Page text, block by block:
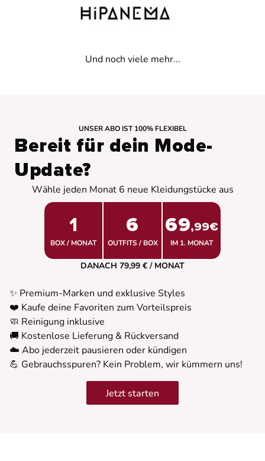
Und noch viele mehr...
UNSER ABO IST 100% FLEXIBEL
Bereit für dein Mode-
Update?
Wähle jeden Monat 6 neue Kleidungstücke aus
1
BOX / MONAT
6
OUTFITS / BOX
69,99€
IM 1. MONAT
DANACH 79,99 € / MONAT
✨ Premium-Marken und exklusive Styles
❤️ Kaufe deine Favoriten zum Vorteilspreis
🧼 Reinigung inklusive
🚚 Kostenlose Lieferung & Rückversand
☁️ Abo jederzeit pausieren oder kündigen
💪 Gebrauchsspuren? Kein Problem, wir kümmern uns!
Jetzt starten